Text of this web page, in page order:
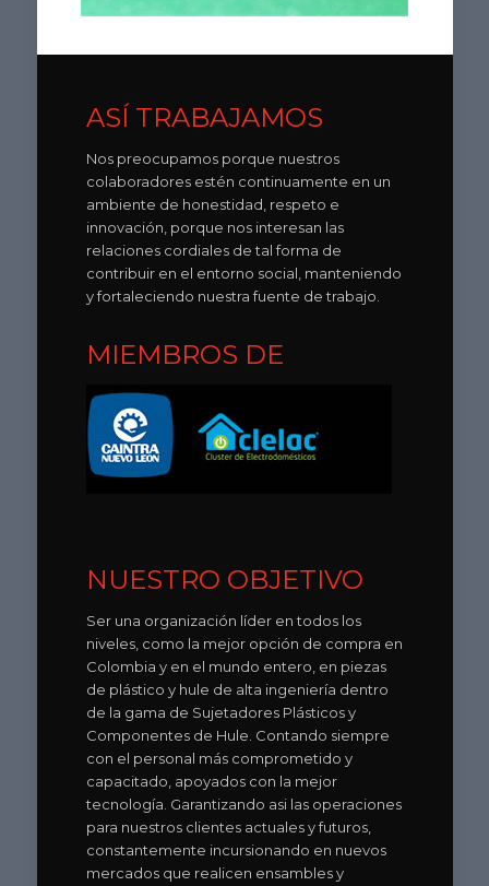
ASÍ TRABAJAMOS
Nos preocupamos porque nuestros
colaboradores estén continuamente en un
ambiente de honestidad, respeto e
innovación, porque nos interesan las
relaciones cordiales de tal forma de
contribuir en el entorno social, manteniendo
y fortaleciendo nuestra fuente de trabajo.
MIEMBROS DE
NUESTRO OBJETIVO
Ser una organización líder en todos los
niveles, como la mejor opción de compra en
Colombia y en el mundo entero, en piezas
de plástico y hule de alta ingeniería dentro
de la gama de Sujetadores Plásticos y
Componentes de Hule. Contando siempre
con el personal más comprometido y
capacitado, apoyados con la mejor
tecnología. Garantizando asi las operaciones
para nuestros clientes actuales y futuros,
constantemente incursionando en nuevos
mercados que realicen ensambles y